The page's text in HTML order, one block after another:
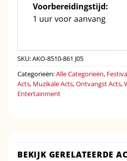
Voorbereidingstijd:
1 uur voor aanvang
SKU:AKO-8510-861 J05
Categorieën:Alle Categorieën,
Acts, Muzikale Acts,Ontvangst Acts,
Entertainment
BEKIJK GERELATEERDE